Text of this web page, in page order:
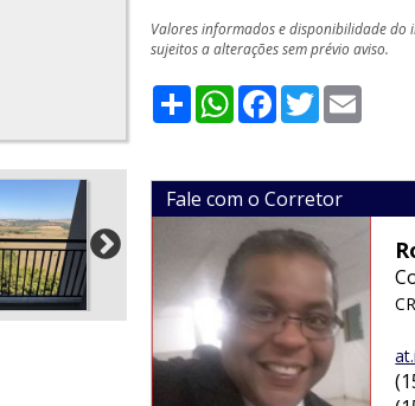
Valores informados e disponibilidade do
sujeitos a alterações sem prévio aviso.
ShareWhatsApp
Facebook
Twitter
Fale com o Corretor